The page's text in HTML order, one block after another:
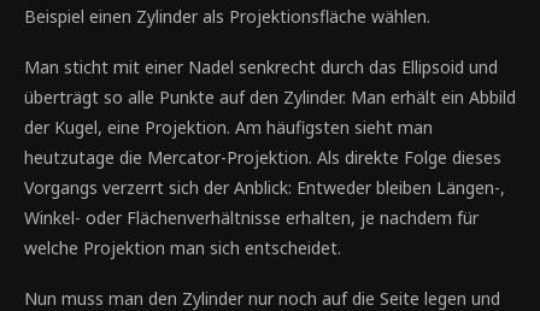
Beispiel einen Zylinder als Projektionsfläche wählen.
Man sticht mit einer Nadel senkrecht durch das Ellipsoid und
überträgt so alle Punkte auf den Zylinder. Man erhält ein Abbild
der Kugel, eine Projektion. Am häufigsten sieht man
heutzutage die Mercator-Projektion. Als direkte Folge dieses
Vorgangs verzerrt sich der Anblick: Entweder bleiben Längen-,
Winkel- oder Flächenverhältnisse erhalten, je nachdem für
welche Projektion man sich entscheidet.
Nun muss man den Zylinder nur noch auf die Seite legen und